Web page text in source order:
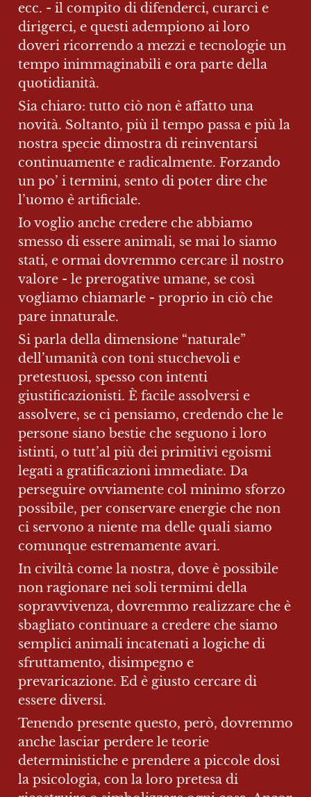
ecc. - il compito di difenderci, curarci e
dirigerci, e questi adempiono ai loro
doveri ricorrendo a mezzi e tecnologie un
tempo inimmaginabili e ora parte della
quotidianità.
Sia chiaro: tutto ciò non è affatto una
novità. Soltanto, più il tempo passa e più la
nostra specie dimostra di reinventarsi
continuamente e radicalmente. Forzando
un po’ i termini, sento di poter dire che
l’uomo è artificiale.
Io voglio anche credere che abbiamo
smesso di essere animali, se mai lo siamo
stati, e ormai dovremmo cercare il nostro
valore - le prerogative umane, se così
vogliamo chiamarle - proprio in ciò che
pare innaturale.
Si parla della dimensione “naturale”
dell’umanità con toni stucchevoli e
pretestuosi, spesso con intenti
giustificazionisti. È facile assolversi e
assolvere, se ci pensiamo, credendo che le
persone siano bestie che seguono i loro
istinti, o tutt’al più dei primitivi egoismi
legati a gratificazioni immediate. Da
perseguire ovviamente col minimo sforzo
possibile, per conservare energie che non
ci servono a niente ma delle quali siamo
comunque estremamente avari.
In civiltà come la nostra, dove è possibile
non ragionare nei soli termimi della
sopravvivenza, dovremmo realizzare che è
sbagliato continuare a credere che siamo
semplici animali incatenati a logiche di
sfruttamento, disimpegno e
prevaricazione. Ed è giusto cercare di
essere diversi.
Tenendo presente questo, però, dovremmo
anche lasciar perdere le teorie
deterministiche e prendere a piccole dosi
la psicologia, con la loro pretesa di